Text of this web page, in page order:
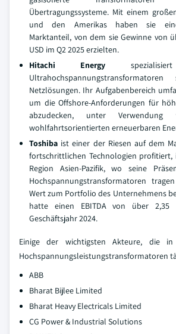
Übertragungssysteme. Mit einem
und den Amerikas haben sie
Marktanteil, von dem sie Gewinne von
USD im Q2 2025 erzielten.
Hitachi Energy
Netzlösungen. Ihr Aufgabenbereich
um die Offshore-Anforderungen für
abzudecken, unter
wohlfahrtsorientierten erneuerbaren
Toshiba ist einer der Riesen auf dem
fortschrittlichen Technologien profitiert,
Region Asien-Pazifik, wo seine
Hochspannungstransformatoren
Wert zum Portfolio des Unternehmens
hatte einen EBITDA von über 2,35
Geschäftsjahr 2024.
Einige der wichtigsten Akteure, die
Hochspannungsleistungstransformatoren
ABB
Bharat Bijlee Limited
Bharat Heavy Electricals Limited
CG Power & Industrial Solutions